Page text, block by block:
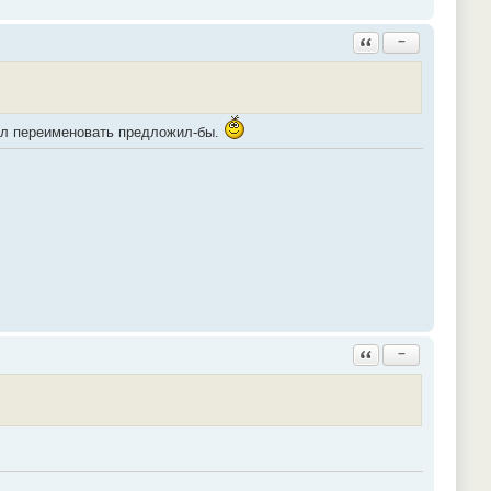
Ответить с цитатой
−
переименовать предложил-бы.
Ответить с цитатой
−